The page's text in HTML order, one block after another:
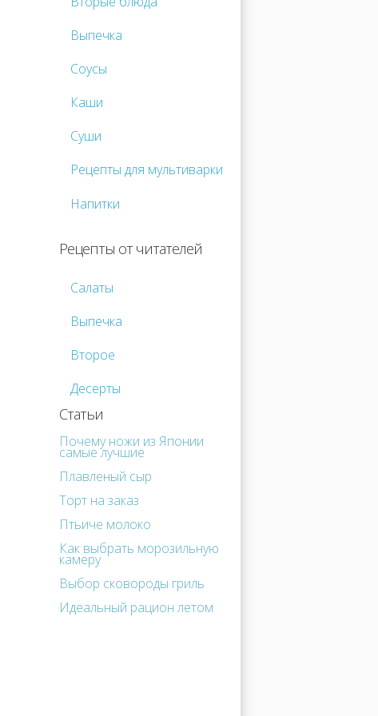
Выпечка
Соусы
Каши
Суши
Рецепты для мультиварки
Напитки
Рецепты от читателей
Салаты
Выпечка
Второе
Десерты
Статьи
Почему ножи из Японии
самые лучшие
Плавленый сыр
Торт на заказ
Птьиче молоко
Как выбрать морозильную
камеру
Выбор сковороды гриль
Идеальный рацион летом